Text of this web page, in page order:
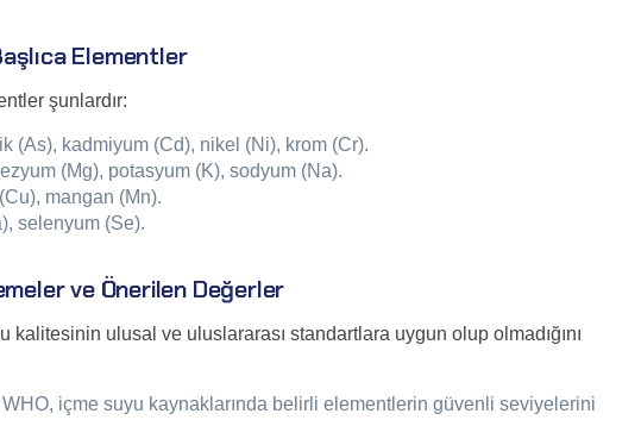
Elementler
şunlardır:
(As), kadmiyum (Cd), nikel (Ni), krom (Cr).
(Mg), potasyum (K), sodyum (Na).
mangan (Mn).
selenyum (Se).
ve Önerilen Değerler
ulusal ve uluslararası standartlara uygun olup olmadığını
WHO, içme suyu kaynaklarında belirli elementlerin güvenli seviyelerini